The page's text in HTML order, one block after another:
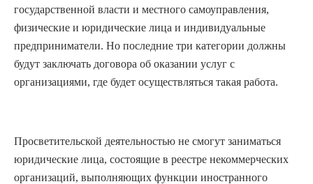
государственной власти и местного самоуправления,
физические и юридические лица и индивидуальные
предприниматели. Но последние три категории должны
будут заключать договора об оказании услуг с
организациями, где будет осуществляться такая работа.
Просветительской деятельностью не смогут заниматься
юридические лица, состоящие в реестре некоммерческих
организаций, выполняющих функции иностранного